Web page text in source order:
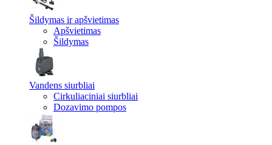
Šildymas ir apšvietimas
Apšvietimas
Šildymas
Vandens siurbliai
Cirkuliaciniai siurbliai
Dozavimo pompos